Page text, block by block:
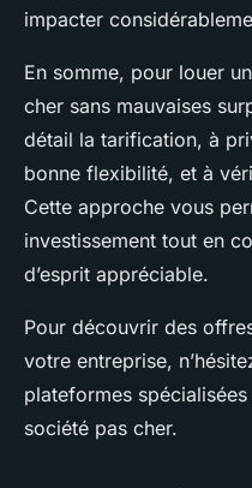
impacter
En somme, pour louer
cher sans mauvaises
détail la tarification, à
bonne flexibilité, et à
Cette approche vous
investissement tout en
d’esprit appréciable.
Pour découvrir des
votre entreprise,
plateformes
société pas cher.